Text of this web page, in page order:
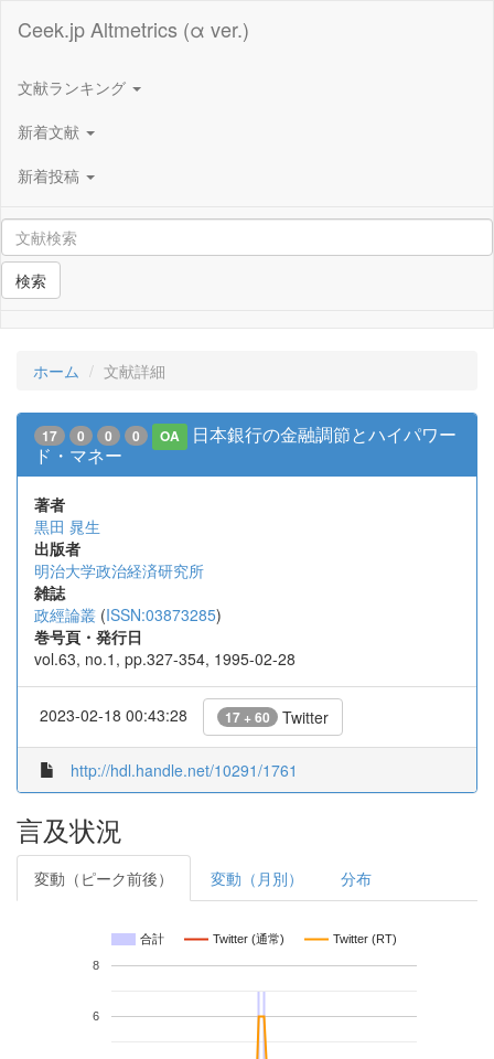
Ceek.jp Altmetrics (α ver.)
文献ランキング
新着文献
新着投稿
検索
ホーム 文献詳細
17 0 0 0 OA
日本銀行の金融調節とハイパワー
ド・マネー
著者
黒田 晁生
出版者
明治大学政治経済研究所
雑誌
政經論叢 (ISSN:03873285)
巻号頁・発行日
vol.63, no.1, pp.327-354, 1995-02-28
2023-02-18 00:43:28 17 + 60 Twitter
http://hdl.handle.net/10291/1761
言及状況
変動（ピーク前後） 変動（月別） 分布
合計 Twitter (通常) Twitter (RT)
6
8